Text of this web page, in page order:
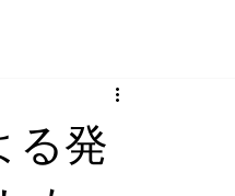
る発